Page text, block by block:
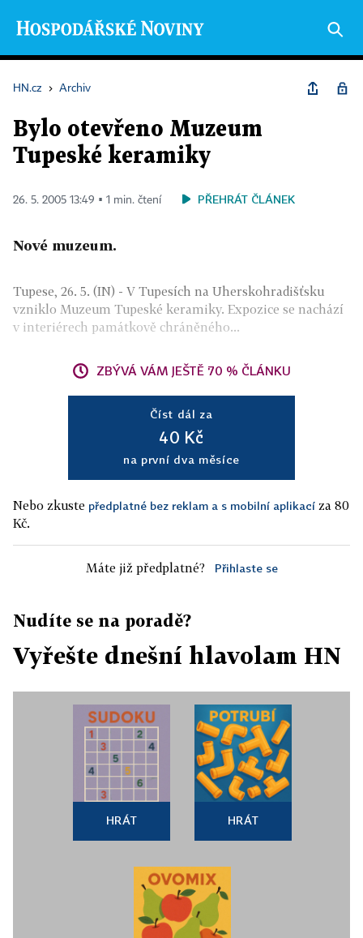
HN.cz › Archiv
Bylo otevřeno Muzeum
Tupeské keramiky
26. 5. 2005 13:49 ▪ 1 min. čtení PŘEHRÁT ČLÁNEK
Nové muzeum.
Tupese, 26. 5. (IN) - V Tupesích na Uherskohradišťsku
vzniklo Muzeum Tupeské keramiky. Expozice se nachází
v interiérech památkově chráněného...
ZBÝVÁ VÁM JEŠTĚ 70 % ČLÁNKU
Číst dál za
40 Kč
na první dva měsíce
Nebo zkuste předplatné bez reklam a s mobilní aplikací za 80
Kč.
Máte již předplatné? Přihlaste se
Nudíte se na poradě?
Vyřešte dnešní hlavolam HN
HRÁT HRÁT